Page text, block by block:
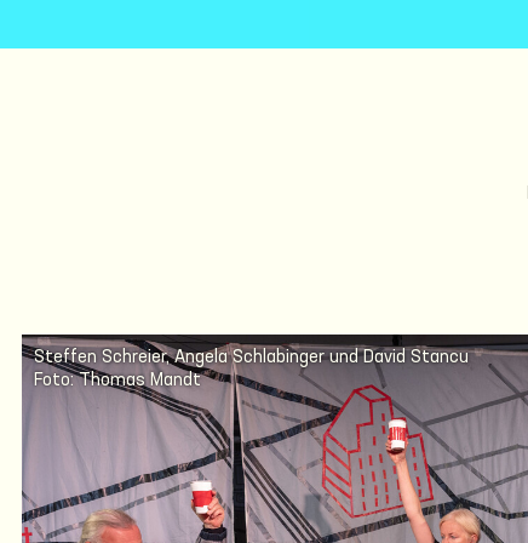
Steffen Schreier, Angela Schlabinger und David Stancu
Foto: Thomas Mandt